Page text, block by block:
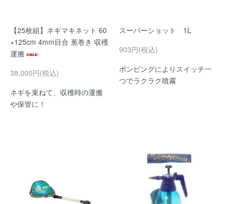
【25枚組】ネギマキネット 60
×125cm 4mm目合 葱巻き 収穫
運搬
38,000円(税込)
ネギを束ねて、収穫時の運搬
や保管に！
スーパーショット 1L
903円(税込)
ポンピングによりスイッチ一
つでラクラク噴霧